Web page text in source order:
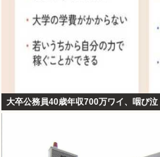
大卒公務員40歳年収700万ワイ、咽び